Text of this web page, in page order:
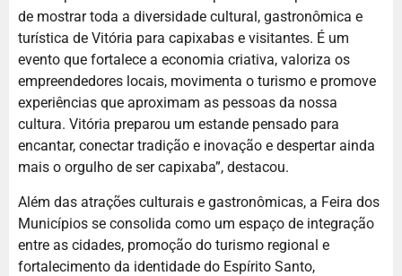
de mostrar toda a diversidade cultural, gastronômica e
turística de Vitória para capixabas e visitantes. É um
evento que fortalece a economia criativa, valoriza os
empreendedores locais, movimenta o turismo e promove
experiências que aproximam as pessoas da nossa
cultura. Vitória preparou um estande pensado para
encantar, conectar tradição e inovação e despertar ainda
mais o orgulho de ser capixaba”, destacou.
Além das atrações culturais e gastronômicas, a Feira dos
Municípios se consolida como um espaço de integração
entre as cidades, promoção do turismo regional e
fortalecimento da identidade do Espírito Santo,